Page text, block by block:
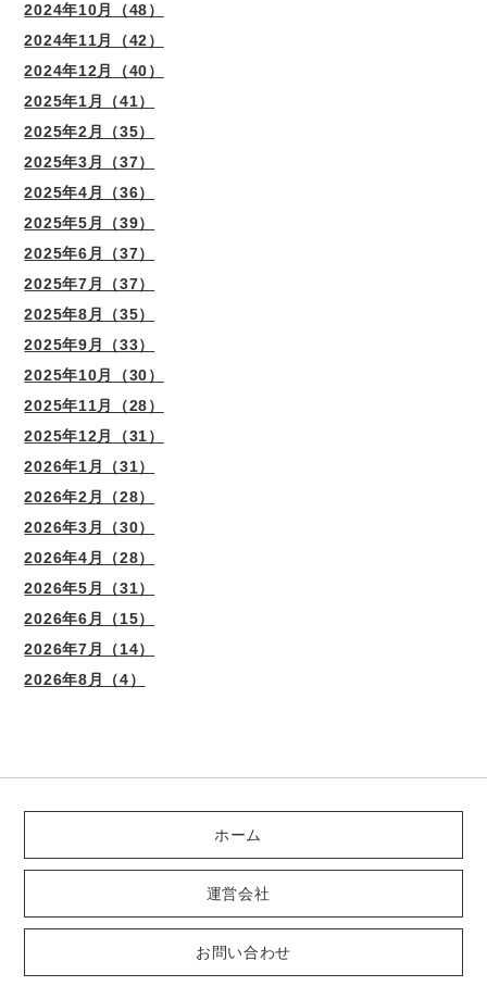
2024年10月（48）
2024年11月（42）
2024年12月（40）
2025年1月（41）
2025年2月（35）
2025年3月（37）
2025年4月（36）
2025年5月（39）
2025年6月（37）
2025年7月（37）
2025年8月（35）
2025年9月（33）
2025年10月（30）
2025年11月（28）
2025年12月（31）
2026年1月（31）
2026年2月（28）
2026年3月（30）
2026年4月（28）
2026年5月（31）
2026年6月（15）
2026年7月（14）
2026年8月（4）
ホーム
運営会社
お問い合わせ